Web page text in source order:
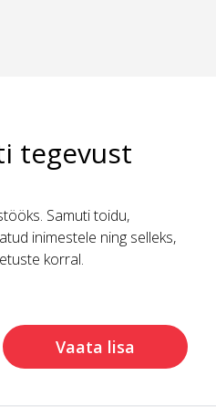
tegevust
Samuti toidu,
inimestele ning selleks,
korral.
Vaata lisa